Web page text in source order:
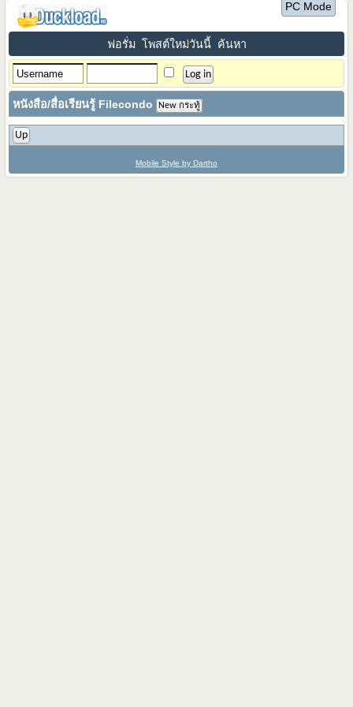
PC Mode
ฟอรั่ม โพสต์ใหม่วันนี้ ค้นหา
หนังสือ/สื่อเรียนรู้ Filecondo New กระทู้
Up
Mobile Style by Dartho